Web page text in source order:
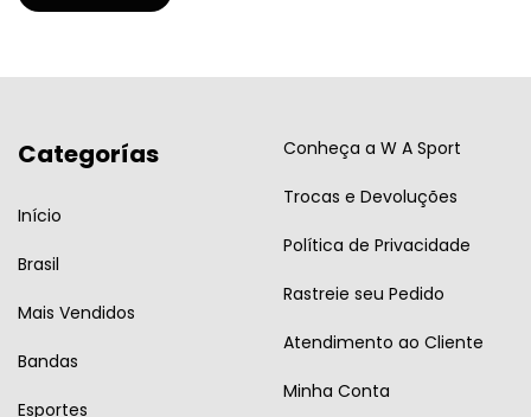
Categorías
Início
Brasil
Mais Vendidos
Bandas
Esportes
Conheça a W A Sport
Trocas e Devoluções
Política de Privacidade
Rastreie seu Pedido
Atendimento ao Cliente
Minha Conta